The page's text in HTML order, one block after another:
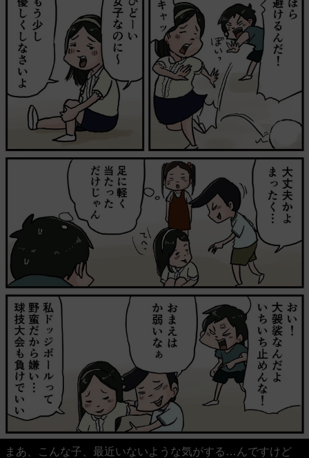
まあ、こんな子、最近いないような気がする…んですけど